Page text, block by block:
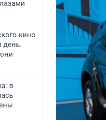
кино
день.
в